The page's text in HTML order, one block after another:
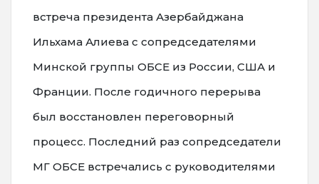
встреча президента Азербайджана
Ильхама Алиева с сопредседателями
Минской группы ОБСЕ из России, США и
Франции. После годичного перерыва
был восстановлен переговорный
процесс. Последний раз сопредседатели
МГ ОБСЕ встречались с руководителями